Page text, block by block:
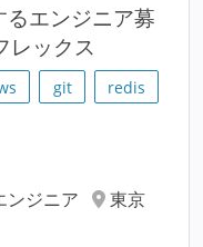
エンジニア募
レックス
git
redis
ンジニア
東京